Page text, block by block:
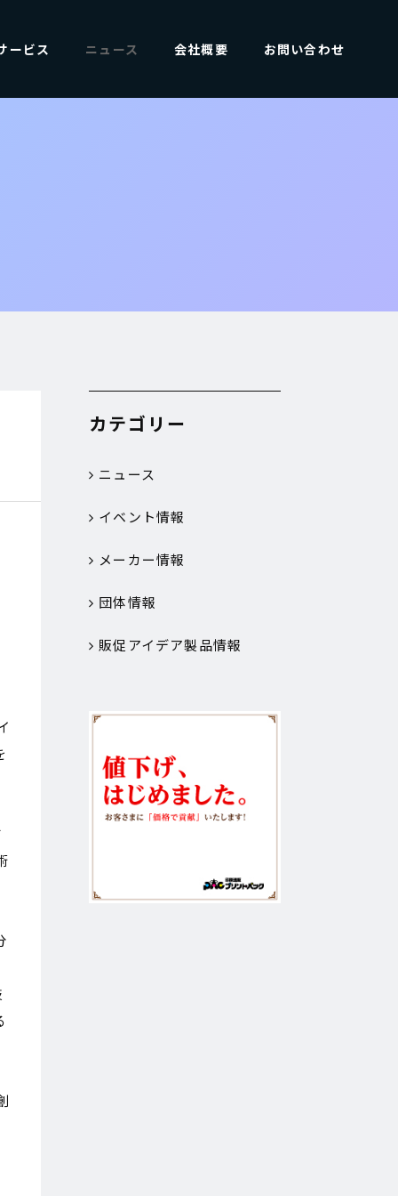
ービス ニュース 会社概要 お問い合わせ
カテゴリー
ニュース
イベント情報
メーカー情報
団体情報
販促アイデア製品情報